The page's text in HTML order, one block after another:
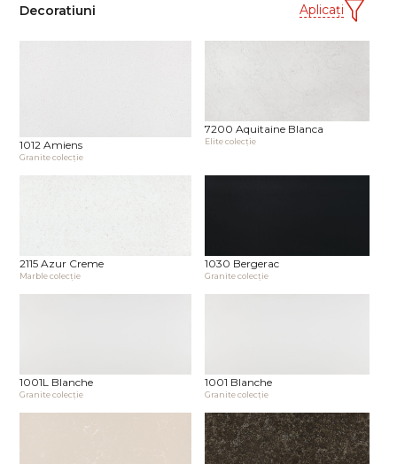
Decoratiuni Aplicaţi
1012 Amiens
Granite сolecţie
7200 Aquitaine Blanca
Elite сolecţie
2115 Azur Creme
Marble сolecţie
1030 Bergerac
Granite сolecţie
1001L Blanche
Granite сolecţie
1001 Blanche
Granite сolecţie